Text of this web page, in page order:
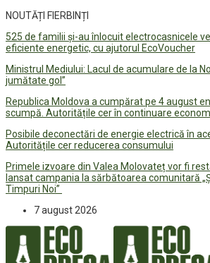
NOUTĂȚI FIERBINȚI
525 de familii și-au înlocuit electrocasnicele
eficiente energetic, cu ajutorul EcoVoucher
Ministrul Mediului: Lacul de acumulare de la
jumătate gol”
Republica Moldova a cumpărat pe 4 august
scumpă. Autoritățile cer în continuare
Posibile deconectări de energie electrică în
Autoritățile cer reducerea consumului
Primele izvoare din Valea Molovateț vor fi
lansat campania la sărbătoarea comunitară
Timpuri Noi”
7 august 2026